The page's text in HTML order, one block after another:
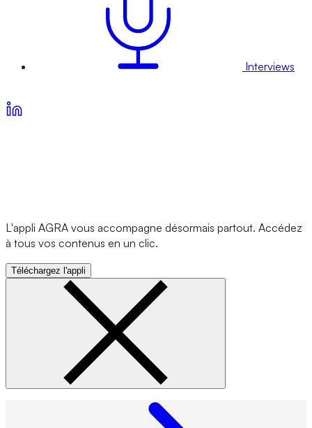
Interviews
L'appli AGRA vous accompagne désormais partout. Accédez
à tous vos contenus en un clic.
Téléchargez l'appli